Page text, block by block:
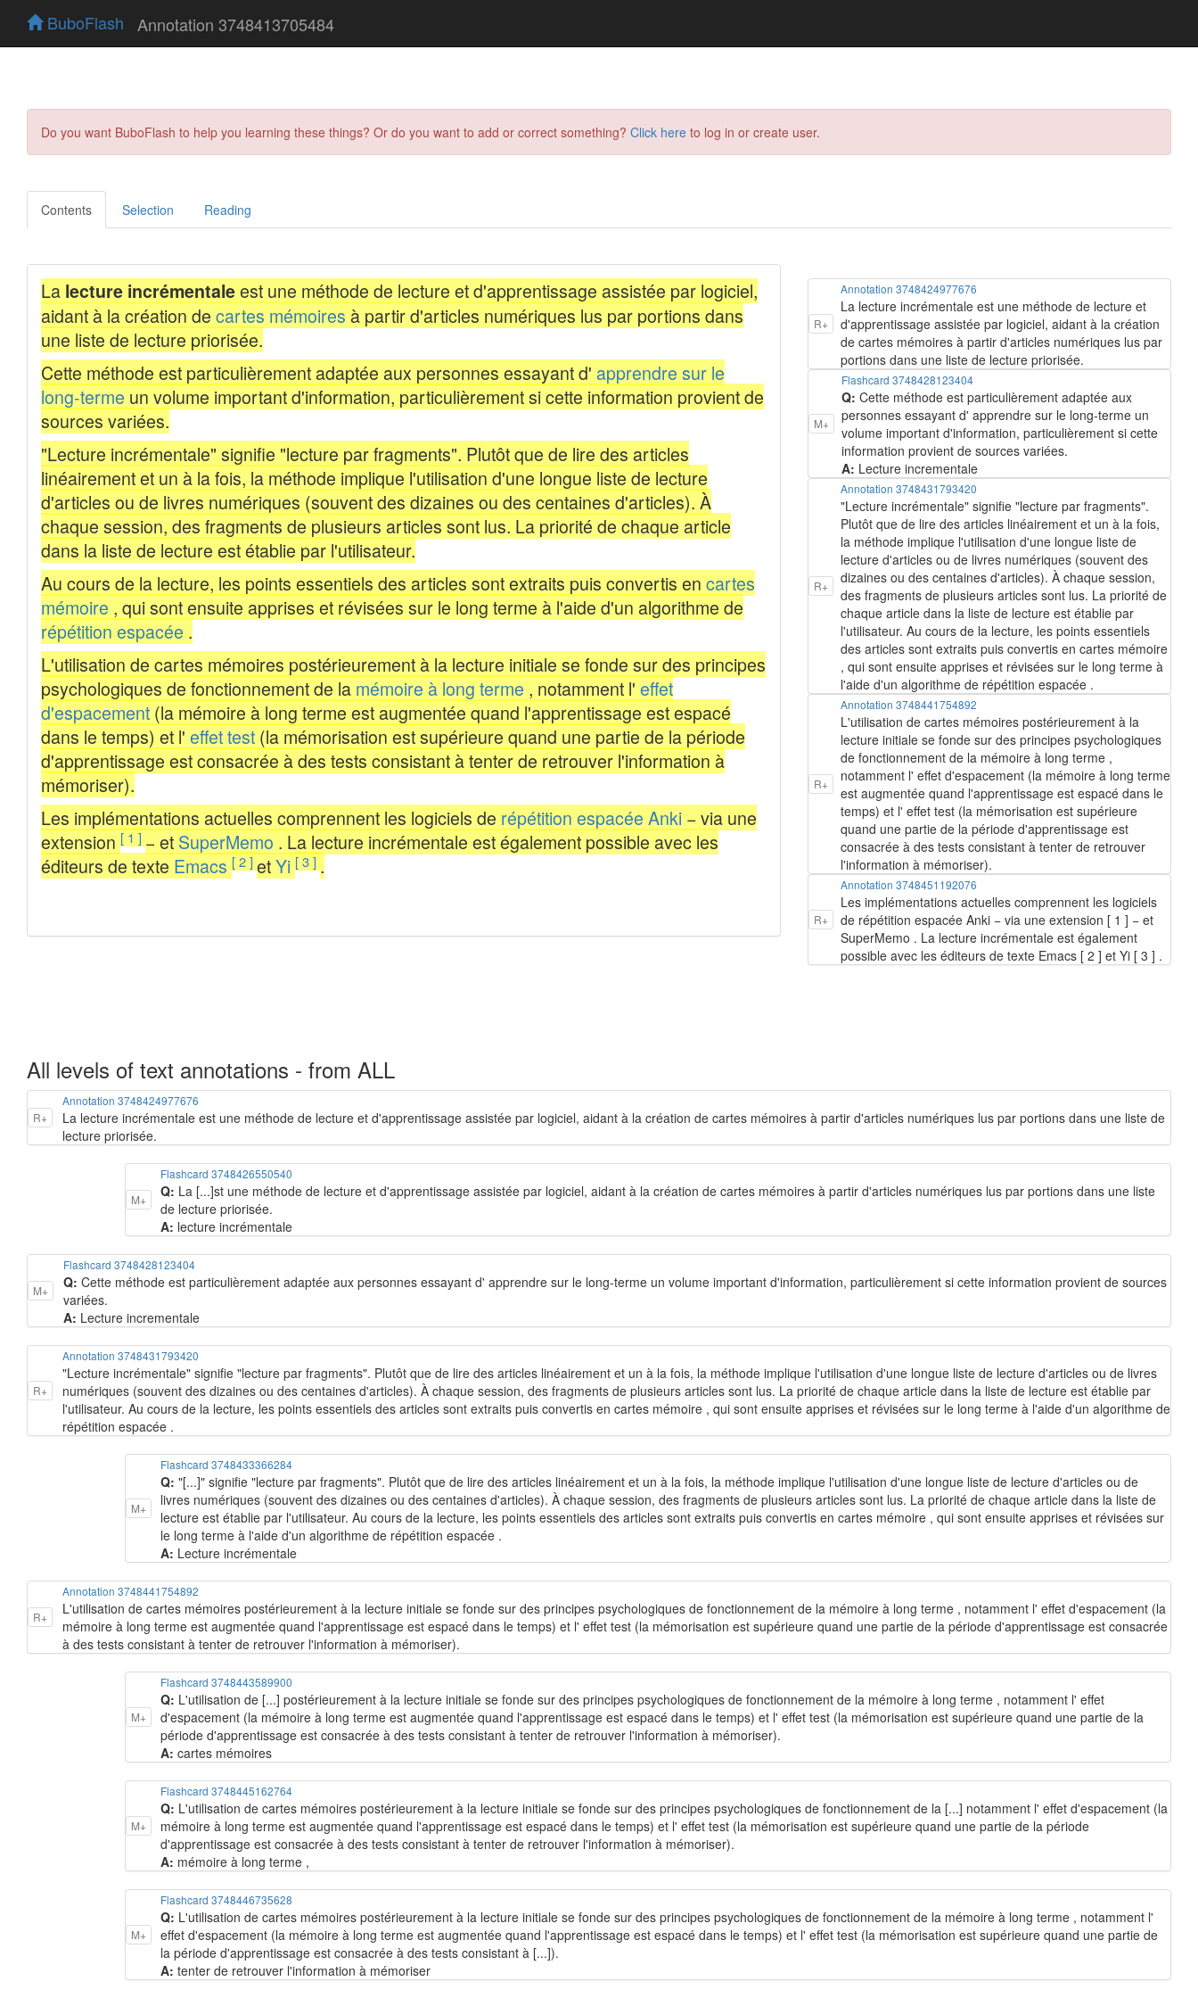
BuboFlash Annotation 3748413705484
Do you want BuboFlash to help you learning these things? Or do you want to add or correct something? Click here to log in or create user.
Contents Selection Reading
R+
Annotation 3748424977676
La lecture incrémentale est une méthode de lecture et
d'apprentissage assistée par logiciel, aidant à la création
de cartes mémoires à partir d'articles numériques lus par
portions dans une liste de lecture priorisée.
M+
Flashcard 3748428123404
Q: Cette méthode est particulièrement adaptée aux
personnes essayant d' apprendre sur le long-terme un
volume important d'information, particulièrement si cette
information provient de sources variées.
A: Lecture incrementale
R+
Annotation 3748431793420
"Lecture incrémentale" signifie "lecture par fragments".
Plutôt que de lire des articles linéairement et un à la fois,
la méthode implique l'utilisation d'une longue liste de
lecture d'articles ou de livres numériques (souvent des
dizaines ou des centaines d'articles). À chaque session,
des fragments de plusieurs articles sont lus. La priorité de
chaque article dans la liste de lecture est établie par
l'utilisateur. Au cours de la lecture, les points essentiels
des articles sont extraits puis convertis en cartes mémoire
, qui sont ensuite apprises et révisées sur le long terme à
l'aide d'un algorithme de répétition espacée .
R+
Annotation 3748441754892
L'utilisation de cartes mémoires postérieurement à la
lecture initiale se fonde sur des principes psychologiques
de fonctionnement de la mémoire à long terme ,
notamment l' effet d'espacement (la mémoire à long terme
est augmentée quand l'apprentissage est espacé dans le
temps) et l' effet test (la mémorisation est supérieure
quand une partie de la période d'apprentissage est
consacrée à des tests consistant à tenter de retrouver
l'information à mémoriser).
R+
Annotation 3748451192076
Les implémentations actuelles comprennent les logiciels
de répétition espacée Anki − via une extension [ 1 ] − et
SuperMemo . La lecture incrémentale est également
possible avec les éditeurs de texte Emacs [ 2 ] et Yi [ 3 ] .
All levels of text annotations - from ALL
R+
Annotation 3748424977676
La lecture incrémentale est une méthode de lecture et d'apprentissage assistée par logiciel, aidant à la création de cartes mémoires à partir d'articles numériques lus par portions dans une liste de
lecture priorisée.
M+
Flashcard 3748426550540
Q: La [...]st une méthode de lecture et d'apprentissage assistée par logiciel, aidant à la création de cartes mémoires à partir d'articles numériques lus par portions dans une liste
de lecture priorisée.
A: lecture incrémentale
M+
Flashcard 3748428123404
Q: Cette méthode est particulièrement adaptée aux personnes essayant d' apprendre sur le long-terme un volume important d'information, particulièrement si cette information provient de sources
variées.
A: Lecture incrementale
R+
Annotation 3748431793420
"Lecture incrémentale" signifie "lecture par fragments". Plutôt que de lire des articles linéairement et un à la fois, la méthode implique l'utilisation d'une longue liste de lecture d'articles ou de livres
numériques (souvent des dizaines ou des centaines d'articles). À chaque session, des fragments de plusieurs articles sont lus. La priorité de chaque article dans la liste de lecture est établie par
l'utilisateur. Au cours de la lecture, les points essentiels des articles sont extraits puis convertis en cartes mémoire , qui sont ensuite apprises et révisées sur le long terme à l'aide d'un algorithme de
répétition espacée .
M+
Flashcard 3748433366284
Q: "[...]" signifie "lecture par fragments". Plutôt que de lire des articles linéairement et un à la fois, la méthode implique l'utilisation d'une longue liste de lecture d'articles ou de
livres numériques (souvent des dizaines ou des centaines d'articles). À chaque session, des fragments de plusieurs articles sont lus. La priorité de chaque article dans la liste de
lecture est établie par l'utilisateur. Au cours de la lecture, les points essentiels des articles sont extraits puis convertis en cartes mémoire , qui sont ensuite apprises et révisées sur
le long terme à l'aide d'un algorithme de répétition espacée .
A: Lecture incrémentale
R+
Annotation 3748441754892
L'utilisation de cartes mémoires postérieurement à la lecture initiale se fonde sur des principes psychologiques de fonctionnement de la mémoire à long terme , notamment l' effet d'espacement (la
mémoire à long terme est augmentée quand l'apprentissage est espacé dans le temps) et l' effet test (la mémorisation est supérieure quand une partie de la période d'apprentissage est consacrée
à des tests consistant à tenter de retrouver l'information à mémoriser).
M+
Flashcard 3748443589900
Q: L'utilisation de [...] postérieurement à la lecture initiale se fonde sur des principes psychologiques de fonctionnement de la mémoire à long terme , notamment l' effet
d'espacement (la mémoire à long terme est augmentée quand l'apprentissage est espacé dans le temps) et l' effet test (la mémorisation est supérieure quand une partie de la
période d'apprentissage est consacrée à des tests consistant à tenter de retrouver l'information à mémoriser).
A: cartes mémoires
M+
Flashcard 3748445162764
Q: L'utilisation de cartes mémoires postérieurement à la lecture initiale se fonde sur des principes psychologiques de fonctionnement de la [...] notamment l' effet d'espacement (la
mémoire à long terme est augmentée quand l'apprentissage est espacé dans le temps) et l' effet test (la mémorisation est supérieure quand une partie de la période
d'apprentissage est consacrée à des tests consistant à tenter de retrouver l'information à mémoriser).
A: mémoire à long terme ,
M+
Flashcard 3748446735628
Q: L'utilisation de cartes mémoires postérieurement à la lecture initiale se fonde sur des principes psychologiques de fonctionnement de la mémoire à long terme , notamment l'
effet d'espacement (la mémoire à long terme est augmentée quand l'apprentissage est espacé dans le temps) et l' effet test (la mémorisation est supérieure quand une partie de
la période d'apprentissage est consacrée à des tests consistant à [...]).
A: tenter de retrouver l'information à mémoriser